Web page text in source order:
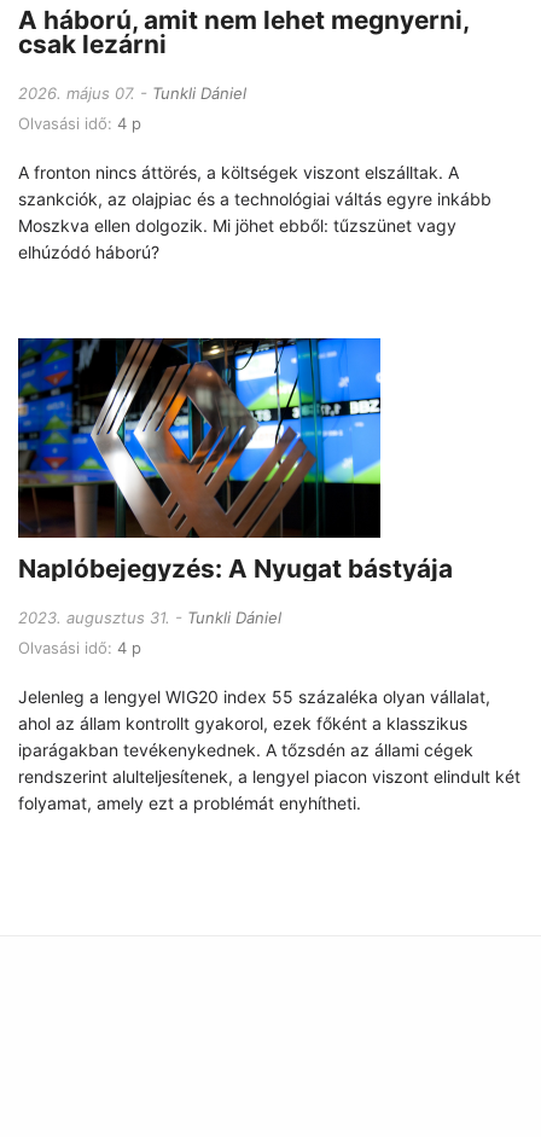
A háború, amit nem lehet megnyerni,
csak lezárni
2026. május 07.
Tunkli Dániel
Olvasási idő: 4 p
A fronton nincs áttörés, a költségek viszont elszálltak. A
szankciók, az olajpiac és a technológiai váltás egyre inkább
Moszkva ellen dolgozik. Mi jöhet ebből: tűzszünet vagy
elhúzódó háború?
Naplóbejegyzés: A Nyugat bástyája
2023. augusztus 31.
Tunkli Dániel
Olvasási idő: 4 p
Jelenleg a lengyel WIG20 index 55 százaléka olyan vállalat,
ahol az állam kontrollt gyakorol, ezek főként a klasszikus
iparágakban tevékenykednek. A tőzsdén az állami cégek
rendszerint alulteljesítenek, a lengyel piacon viszont elindult két
folyamat, amely ezt a problémát enyhítheti.